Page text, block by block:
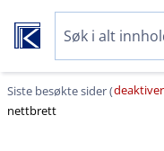
Siste besøkte sider (deaktiver
nettbrett